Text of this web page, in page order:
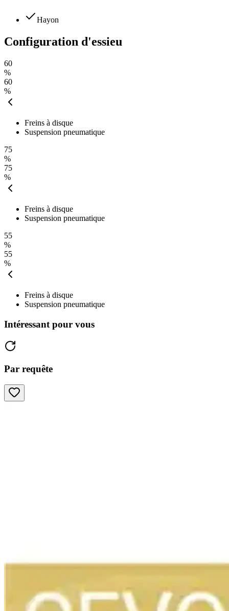
Hayon
Configuration d'essieu
60
%
60
%
Freins à disque
Suspension pneumatique
75
%
75
%
Freins à disque
Suspension pneumatique
55
%
55
%
Freins à disque
Suspension pneumatique
Intéressant pour vous
Par requête